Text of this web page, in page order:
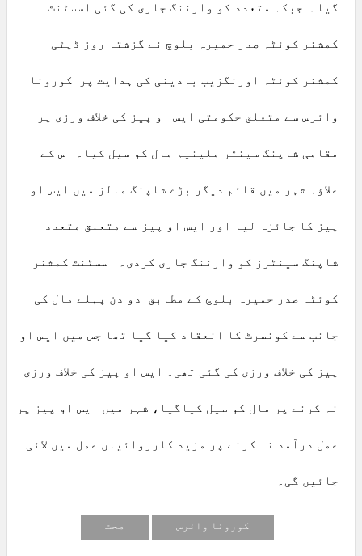
گیا۔ جبکہ متعدد کو وارننگ جاری کی گئی اسسٹنٹ
کمشنر کوئٹہ صدر حمیرہ بلوچ نے گزشتہ روز ڈپٹی
کمشنر کوئٹہ اورنگزیب بادینی کی ہدایت پر کورونا
وائرس سے متعلق حکومتی ایس او پیز کی خلاف ورزی پر
مقامی شاپنگ سینٹر ملینیم مال کو سیل کیا۔ اس کے
علاؤہ شہر میں قائم دیگر بڑے شاپنگ مالز میں ایس او
پیز کا جائزہ لیا اور ایس او پیز سے متعلق متعدد
شاپنگ سینٹرز کو وارننگ جاری کردی۔ اسسٹنٹ کمشنر
کوئٹہ صدر حمیرہ بلوچ کے مطابق دو دن پہلے مال کی
جانب سے کونسرٹ کا انعقاد کیا گیا تھا جس میں ایس او
پیز کی خلاف ورزی کی گئی تھی۔ ایس او پیز کی خلاف ورزی
نہ کرنے پر مال کو سیل کیاگیا، شہر میں ایس او پیز پر
عمل درآمد نہ کرنے پر مزید کارروائیاں عمل میں لائی
جائیں گی۔
کورونا وائرس صحت